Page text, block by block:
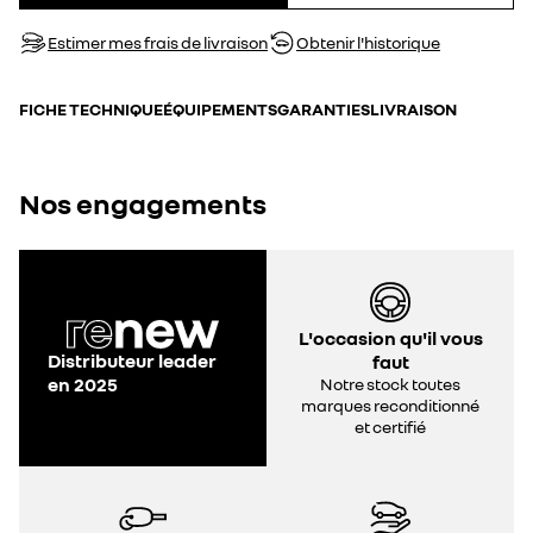
Estimer mes frais de livraison Obtenir l'historique
FICHE TECHNIQUEÉQUIPEMENTSGARANTIESLIVRAISON
Nos engagements
Distributeur leader
en 2025
L'occasion qu'il vous
faut
Notre stock toutes
marques reconditionné
et certifié